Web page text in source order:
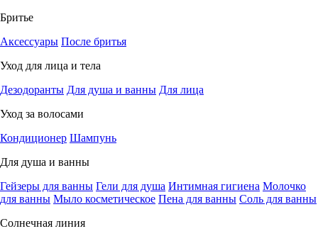
Бритье
Аксессуары После бритья
Уход для лица и тела
Дезодоранты Для душа и ванны Для лица
Уход за волосами
Кондиционер Шампунь
Для душа и ванны
Гейзеры для ванны Гели для душа Интимная гигиена Молочко
для ванны Мыло косметическое Пена для ванны Соль для ванны
Солнечная линия